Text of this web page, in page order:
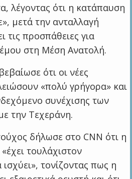
λέγοντας ότι η κατάπαυση
μετά την ανταλλαγή
τις προσπάθειες για
στη Μέση Ανατολή.
ότι οι νέες
«πολύ γρήγορα» και
συνέχισης των
την Τεχεράνη.
δήλωσε στο CNN ότι η
τουλάχιστον
τονίζοντας πως η